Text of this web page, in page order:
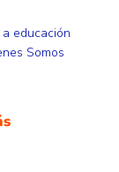
educación
Somos